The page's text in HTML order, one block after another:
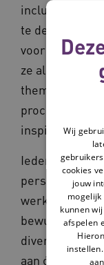
inclusiviteit
te delen. Dat
vooral voor
ze als enige
thema bezig
proces
inspireren.’
Iedereen
perspectief op
werken. Hoe
bewustzijn bij
diversiteit en
aan óp niet
Wij
cookies
jouw
mogelijk
kunnen
afspelen